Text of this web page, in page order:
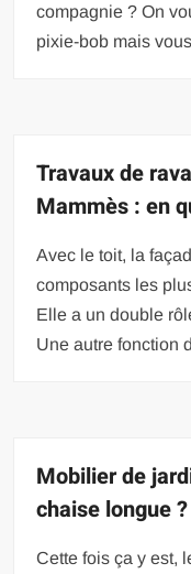
compagnie ? On
pixie-bob mais
Travaux de
Mammès : en
Avec le toit, la
composants les
Elle a un double
Une autre fonction
Mobilier de
chaise longue ?
Cette fois ça y est,